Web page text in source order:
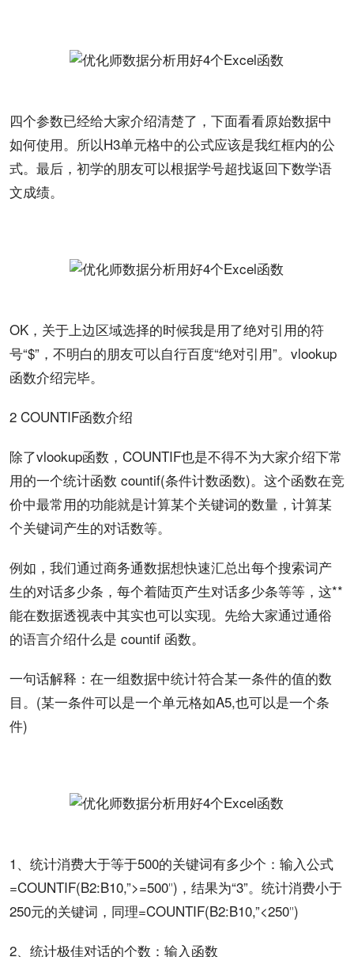
四个参数已经给大家介绍清楚了，下面看看原始数据中
如何使用。所以H3单元格中的公式应该是我红框内的公
式。最后，初学的朋友可以根据学号超找返回下数学语
文成绩。
OK，关于上边区域选择的时候我是用了绝对引用的符
号“$”，不明白的朋友可以自行百度“绝对引用”。vlookup
函数介绍完毕。
2 COUNTIF函数介绍
除了vlookup函数，COUNTIF也是不得不为大家介绍下常
用的一个统计函数 countif(条件计数函数)。这个函数在竞
价中最常用的功能就是计算某个关键词的数量，计算某
个关键词产生的对话数等。
例如，我们通过商务通数据想快速汇总出每个搜索词产
生的对话多少条，每个着陆页产生对话多少条等等，这**
能在数据透视表中其实也可以实现。先给大家通过通俗
的语言介绍什么是 countif 函数。
一句话解释：在一组数据中统计符合某一条件的值的数
目。(某一条件可以是一个单元格如A5,也可以是一个条
件)
1、统计消费大于等于500的关键词有多少个：输入公式
=COUNTIF(B2:B10,”>=500″)，结果为“3”。统计消费小于
250元的关键词，同理=COUNTIF(B2:B10,”<250″)
2、统计极佳对话的个数：输入函数